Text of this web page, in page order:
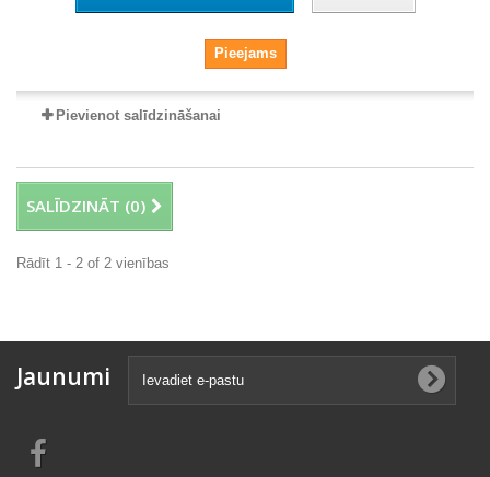
Pieejams
Pievienot salīdzināšanai
SALĪDZINĀT (0)
Rādīt 1 - 2 of 2 vienības
Jaunumi